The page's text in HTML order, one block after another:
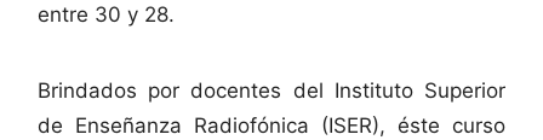
entre 30 y 28.
Brindados por docentes del Instituto Superior
de Enseñanza Radiofónica (ISER), éste curso